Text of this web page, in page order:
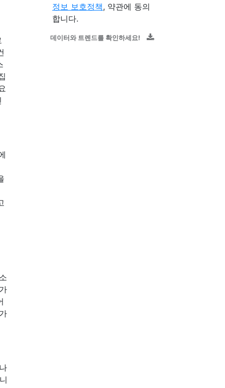
정보 보호정책, 약관에 동의
합니다.
데이터와 트렌드를 확인하세요!